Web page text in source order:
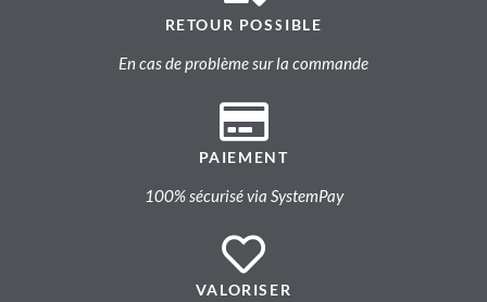
RETOUR POSSIBLE
En cas de problème sur la commande
PAIEMENT
100% sécurisé via SystemPay
VALORISER